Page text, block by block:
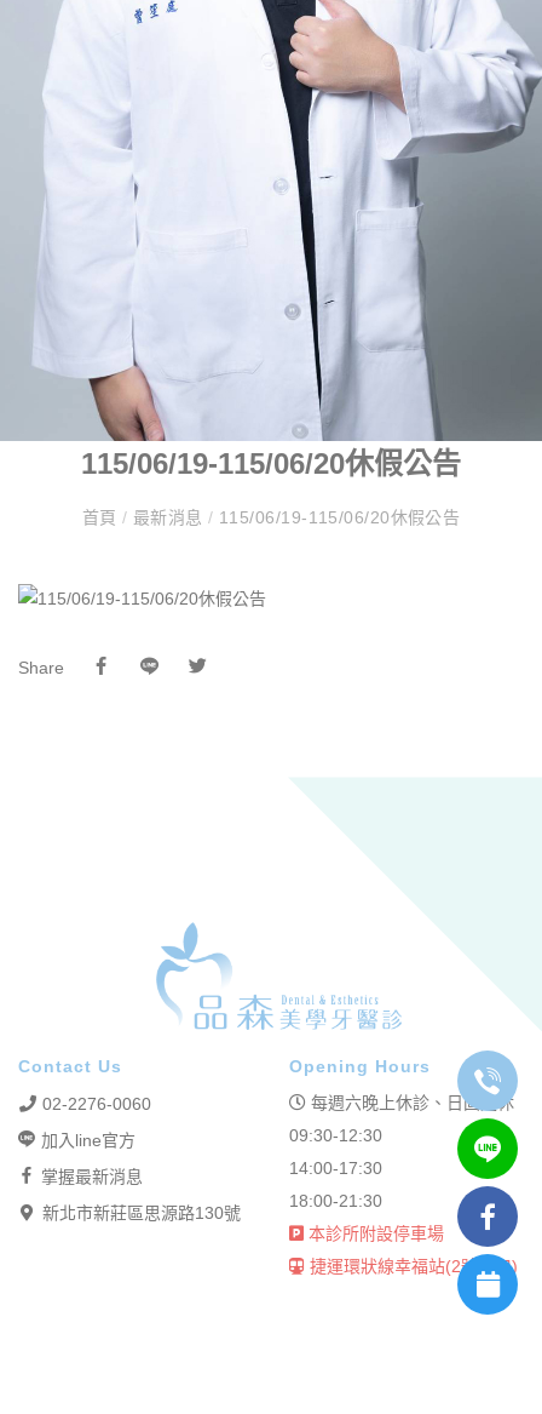
115/06/19-115/06/20休假公告
首頁 / 最新消息/ 115/06/19-115/06/20休假公告
Share
Contact Us
02-2276-0060
加入line官方
掌握最新消息
新北市新莊區思源路130號
Opening Hours
每週六晚上休診、日固定休
09:30-12:30
14:00-17:30
18:00-21:30
本診所附設停車場
捷運環狀線幸福站(2號出口)